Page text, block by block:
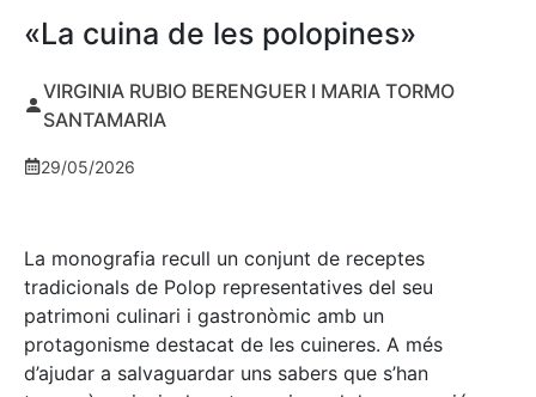
«La cuina de les polopines»
VIRGINIA RUBIO BERENGUER I MARIA TORMO
SANTAMARIA
29/05/2026
La monografia recull un conjunt de receptes
tradicionals de Polop representatives del seu
patrimoni culinari i gastronòmic amb un
protagonisme destacat de les cuineres. A més
d’ajudar a salvaguardar uns sabers que s’han